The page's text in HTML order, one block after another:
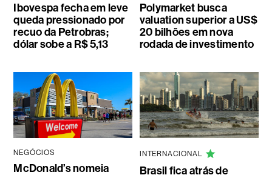
Ibovespa fecha em leve
queda pressionado por
recuo da Petrobras;
dólar sobe a R$ 5,13
Polymarket busca
valuation superior a US$
20 bilhões em nova
rodada de investimento
NEGÓCIOS
McDonald’s nomeia
INTERNACIONAL
Brasil fica atrás de